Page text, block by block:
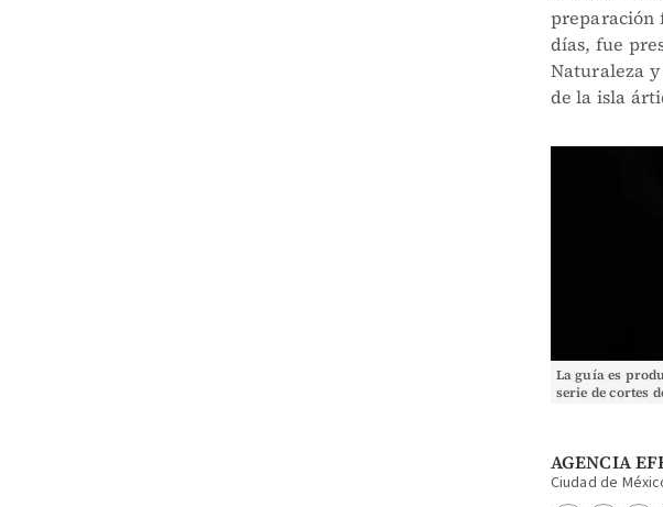
preparación
días, fue
Naturaleza
de la isla
La guía es
serie de cortes
AGENCIA
Ciudad de